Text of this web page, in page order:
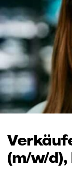
(m/w/